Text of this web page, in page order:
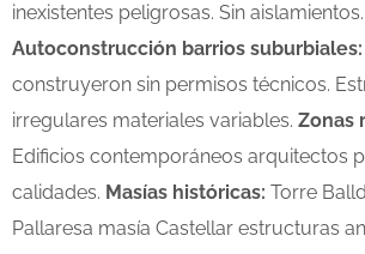
inexistentes peligrosas. Sin aislamientos.
Autoconstrucción barrios suburbiales:
construyeron sin permisos técnicos.
irregulares materiales variables. Zonas
Edificios contemporáneos arquitectos
calidades. Masías históricas: Torre
Pallaresa masía Castellar estructuras